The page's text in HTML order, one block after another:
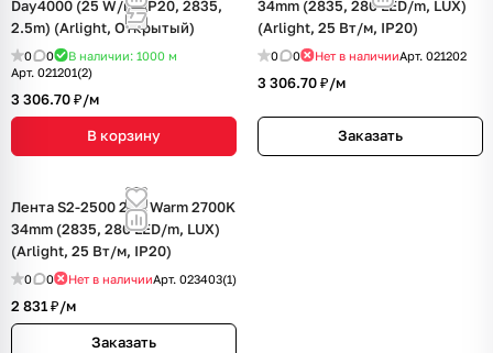
Day4000 (25 W/m, IP20, 2835,
2.5m) (Arlight, Открытый)
0 0 В наличии: 1000 м
Арт. 021201(2)
3 306.70 ₽/м
В корзину
34mm (2835, 280 LED/m, LUX)
(Arlight, 25 Вт/м, IP20)
0 0 Нет в наличииАрт. 021202
3 306.70 ₽/м
Заказать
Лента S2-2500 24V Warm 2700K
34mm (2835, 280 LED/m, LUX)
(Arlight, 25 Вт/м, IP20)
0 0 Нет в наличииАрт. 023403(1)
2 831 ₽/м
Заказать